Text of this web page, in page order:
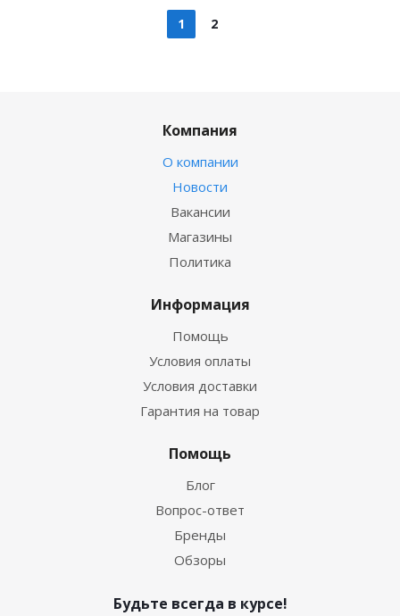
1 2
Компания
О компании
Новости
Вакансии
Магазины
Политика
Информация
Помощь
Условия оплаты
Условия доставки
Гарантия на товар
Помощь
Блог
Вопрос-ответ
Бренды
Обзоры
Будьте всегда в курсе!